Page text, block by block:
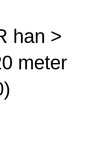
han >
meter